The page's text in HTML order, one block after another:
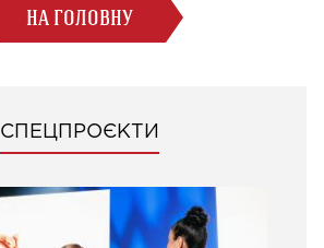
НА ГОЛОВНУ
СПЕЦПРОЄКТИ